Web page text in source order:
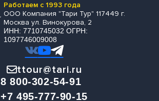
Работаем с 1993 года
ООО Компания "Тари Тур" 117449 г.
Москва ул. Винокурова, 2
ИНН: 7710745032 ОГРН:
1097746009008
ttour@tari.ru
8 800-302-54-91
+7 495-777-90-15